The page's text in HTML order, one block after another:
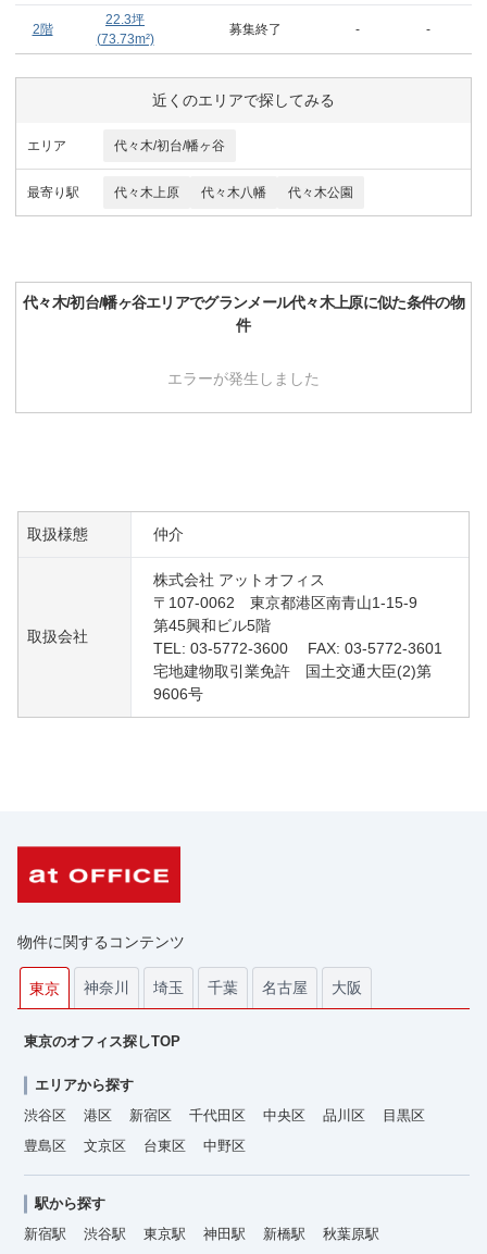
2階
22.3坪
(73.73m²)
募集終了 - -
近くのエリアで探してみる
エリア 代々木/初台/幡ヶ谷
最寄り駅 代々木上原 代々木八幡 代々木公園
代々木/初台/幡ヶ谷エリアでグランメール代々木上原に似た条件の物
件
エラーが発生しました
取扱様態 仲介
取扱会社
株式会社 アットオフィス
〒107-0062 東京都港区南青山1-15-9
第45興和ビル5階
TEL: 03-5772-3600 FAX: 03-5772-3601
宅地建物取引業免許 国土交通大臣(2)第
9606号
物件に関するコンテンツ
東京 神奈川 埼玉 千葉 名古屋 大阪
東京のオフィス探しTOP
エリアから探す
渋谷区
港区 新宿区 千代田区 中央区 品川区
目黒区
豊島区
文京区 台東区 中野区
駅から探す
新宿駅
渋谷駅 東京駅 神田駅 新橋駅
秋葉原駅